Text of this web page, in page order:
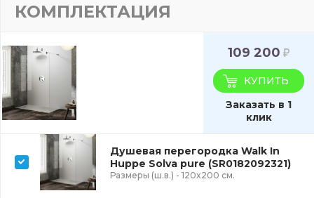
КОМПЛЕКТАЦИЯ
109 200
КУПИТЬ
Заказать в 1
клик
Душевая перегородка Walk In
Huppe Solva pure (SR0182092321)
Размеры (ш.в.) - 120x200 см.